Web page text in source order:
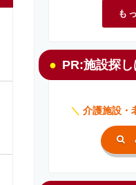
も
PR:施設探
＼ 介護施設・